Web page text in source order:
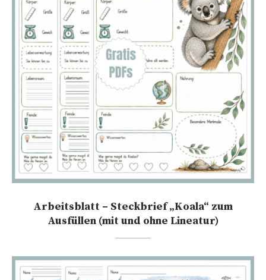
Arbeitsblatt – Steckbrief „Koala“ zum
Ausfüllen (mit und ohne Lineatur)